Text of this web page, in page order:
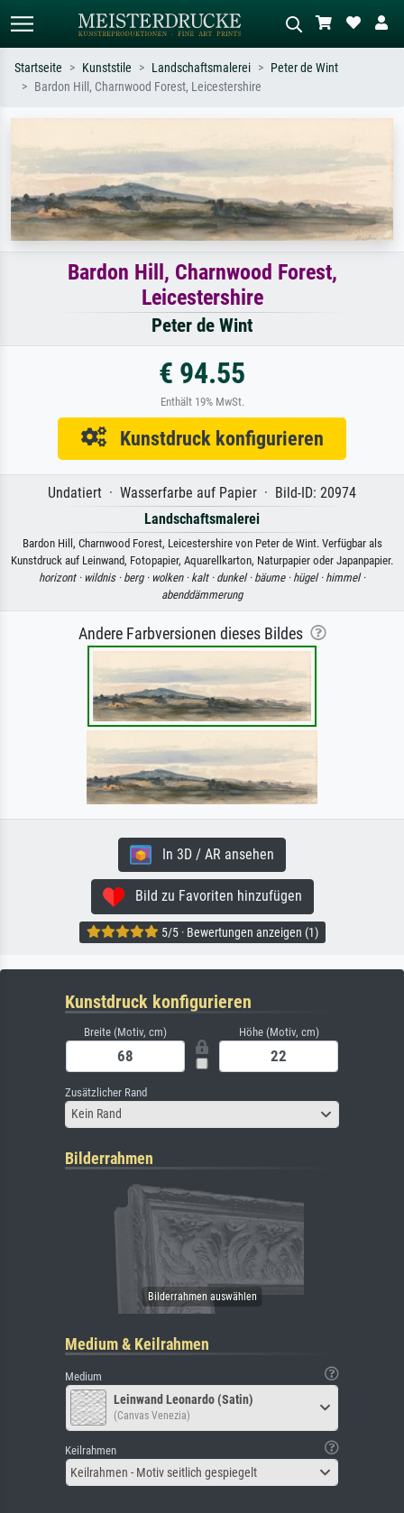
oder Stilen – z.B. Monet,
Hokusai, Akt.
Wiese, Abstrakt mit viel Rot, Dunkles
Ölgemälde, Stehender Akt neben einem
Startseite Kunststile Landschaftsmalerei
Peter de Wint
Bardon Hill, Charnwood Forest, Leicestershire
Bardon Hill, Charnwood Forest,
Leicestershire
Peter de Wint
€ 94.55
Enthält 19% MwSt.
Kunstdruck konfigurieren
Undatiert · Wasserfarbe auf Papier · Bild-ID: 20974
Landschaftsmalerei
Bardon Hill, Charnwood Forest, Leicestershire von Peter de Wint. Verfügbar als
Kunstdruck auf Leinwand, Fotopapier, Aquarellkarton, Naturpapier oder Japanpapier.
horizont · wildnis · berg · wolken · kalt · dunkel · bäume · hügel · himmel ·
abenddämmerung
Andere Farbversionen dieses Bildes
In 3D / AR ansehen
Bild zu Favoriten hinzufügen
5/5 · Bewertungen anzeigen (1)
Kunstdruck konfigurieren
Breite (Motiv, cm) Höhe (Motiv, cm)
Zusätzlicher Rand
Kein Rand
Bilderrahmen
Medium & Keilrahmen
Medium
Leinwand Leonardo (Satin)
(Canvas Venezia)
Keilrahmen
Keilrahmen - Motiv seitlich gespiegelt